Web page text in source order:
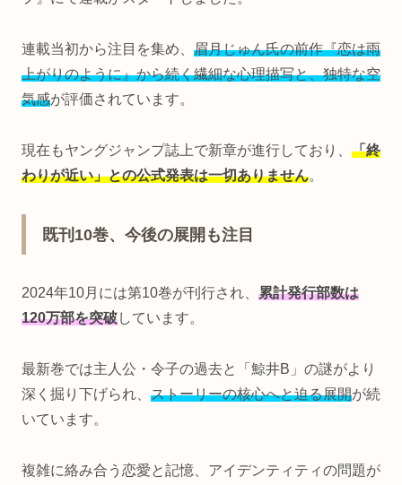
連載当初から注目を集め、 眉月じゅん氏の前作『恋は雨
上がりのように』から続く繊細な心理描写と、独特な空
気感が評価されています。
現在もヤングジャンプ誌上で新章が進行しており、 「終
わりが近い」との公式発表は一切ありません。
既刊10巻、今後の展開も注目
2024年10月には第10巻が刊行され、 累計発行部数は
120万部を突破しています。
最新巻では主人公・令子の過去と「鯨井B」の謎がより
深く掘り下げられ、 ストーリーの核心へと迫る展開が続
いています。
複雑に絡み合う恋愛と記憶、アイデンティティの問題が